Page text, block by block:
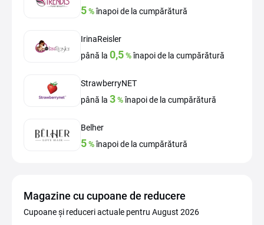
5%înapoi de la cumpărătură
IrinaReisler
până la 0,5%înapoi de la cumpărătură
StrawberryNET
până la 3%înapoi de la cumpărătură
Belher
5%înapoi de la cumpărătură
Magazine cu cupoane de reducere
Cupoane și reduceri actuale pentru August 2026